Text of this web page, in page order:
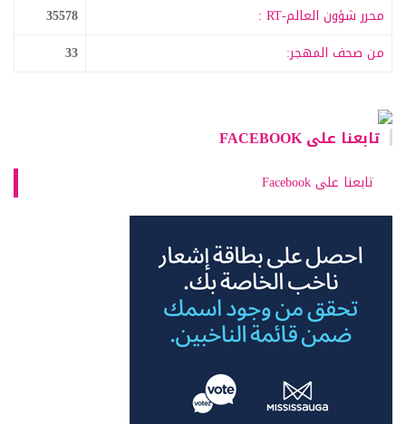
محرر شؤون العالم-RT :
35578
من صحف المهجر:
33
تابعنا على FACEBOOK
تابعنا على Facebook